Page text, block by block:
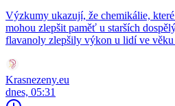
Výzkumy ukazují, že chemikálie,
mohou zlepšit paměť u starších
flavanoly zlepšily výkon u lidí ve věku
Krasnezeny.eu
dnes, 05:31